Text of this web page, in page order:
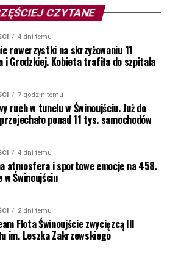
CZYTANE
4 dni temu
rowerzystki na skrzyżowaniu 11
i Grodzkiej. Kobieta trafiła do szpitala
7 godzin temu
ruch w tunelu w Świnoujściu. Już do
ponad 11 tys. samochodów
4 dni temu
atmosfera i sportowe emocje na 458.
Świnoujściu
2 dni temu
Flota Świnoujście zwycięzcą III
im. Leszka Zakrzewskiego